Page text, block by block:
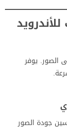
الصور. يوفر
جودة الصور